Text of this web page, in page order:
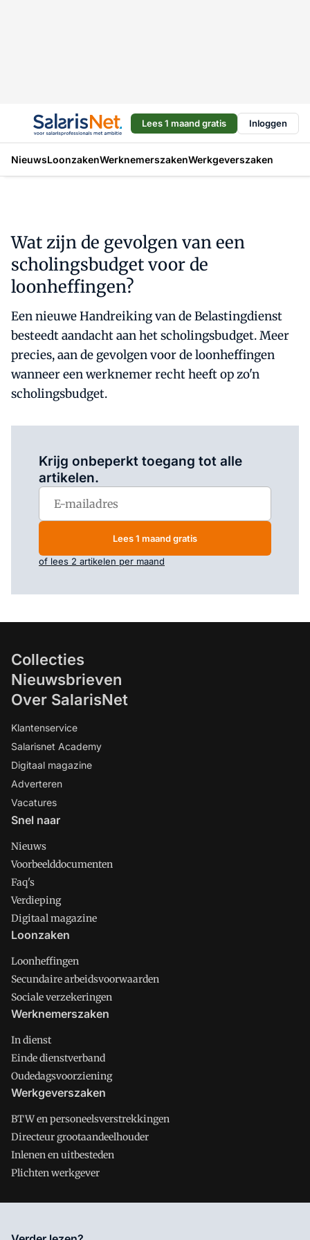
Lees 1 maand gratis Inloggen
NieuwsLoonzakenWerknemerszakenWerkgeverszaken
Wat zijn de gevolgen van een
scholingsbudget voor de
loonheffingen?
Een nieuwe Handreiking van de Belastingdienst
besteedt aandacht aan het scholingsbudget. Meer
precies, aan de gevolgen voor de loonheffingen
wanneer een werknemer recht heeft op zo'n
scholingsbudget.
Krijg onbeperkt toegang tot alle
artikelen.
Lees 1 maand gratis
of lees 2 artikelen per maand
Collecties
Nieuwsbrieven
Over SalarisNet
Klantenservice
Salarisnet Academy
Digitaal magazine
Adverteren
Vacatures
Snel naar
Nieuws
Voorbeelddocumenten
Faq's
Verdieping
Digitaal magazine
Loonzaken
Loonheffingen
Secundaire arbeidsvoorwaarden
Sociale verzekeringen
Werknemerszaken
In dienst
Einde dienstverband
Oudedagsvoorziening
Werkgeverszaken
BTW en personeelsverstrekkingen
Directeur grootaandeelhouder
Inlenen en uitbesteden
Plichten werkgever
Salarisnet is onderdeel van VMN media. Lees in